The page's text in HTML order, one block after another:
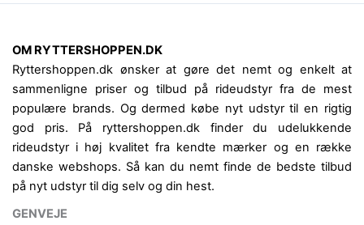
OM RYTTERSHOPPEN.DK
Ryttershoppen.dk ønsker at gøre det nemt og enkelt at
sammenligne priser og tilbud på rideudstyr fra de mest
populære brands. Og dermed købe nyt udstyr til en rigtig
god pris. På ryttershoppen.dk finder du udelukkende
rideudstyr i høj kvalitet fra kendte mærker og en række
danske webshops. Så kan du nemt finde de bedste tilbud
på nyt udstyr til dig selv og din hest.
GENVEJE